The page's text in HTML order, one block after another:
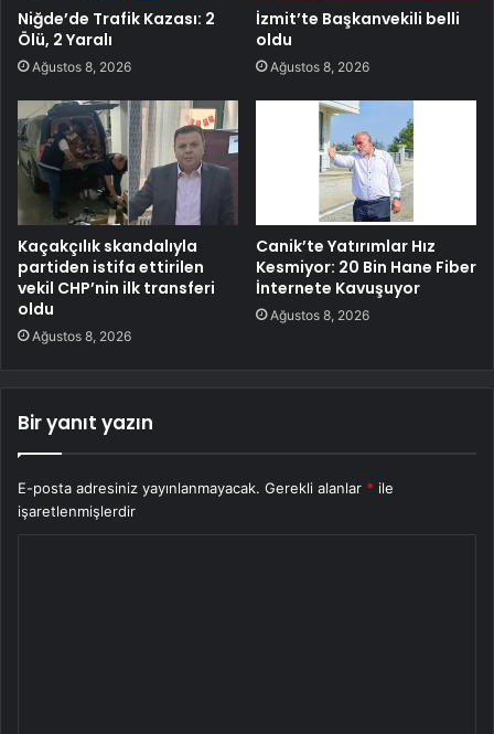
Niğde’de Trafik Kazası: 2
Ölü, 2 Yaralı
Ağustos 8, 2026
İzmit’te Başkanvekili belli
oldu
Ağustos 8, 2026
Kaçakçılık skandalıyla
partiden istifa ettirilen
vekil CHP’nin ilk transferi
oldu
Ağustos 8, 2026
Canik’te Yatırımlar Hız
Kesmiyor: 20 Bin Hane Fiber
İnternete Kavuşuyor
Ağustos 8, 2026
Bir yanıt yazın
E-posta adresiniz yayınlanmayacak. Gerekli alanlar * ile
işaretlenmişlerdir